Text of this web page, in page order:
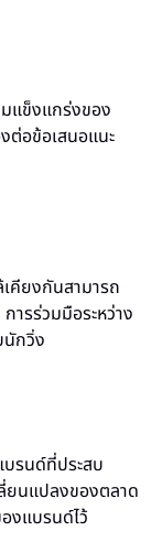
แข็งแกร่งของ
อข้อเสนอแนะ
คียงกันสามารถ
ารร่วมมือระหว่าง
กวิ่ง
รนด์ที่ประสบ
ยนแปลงของตลาด
งแบรนด์ไว้